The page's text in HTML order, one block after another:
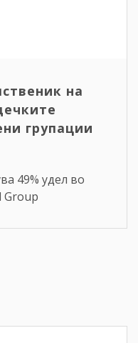
на
групации
49% удел во
Group